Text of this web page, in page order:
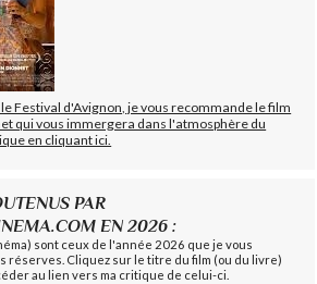
Festival d'Avignon, je vous recommande le film
qui vous immergera dans l'atmosphère du
en cliquant ici.
PAR
EN 2026 :
sont ceux de l'année 2026 que je vous
réserves. Cliquez sur le titre du film (ou du livre)
au lien vers ma critique de celui-ci.